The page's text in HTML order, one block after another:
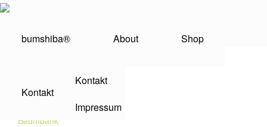
bumshiba® About Shop
Kontakt
Kontakt
Impressum
Eiche
SERVICE
Baumbank